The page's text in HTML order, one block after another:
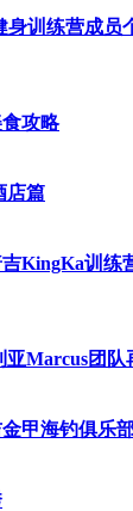
训练营成员
攻略
店篇
KingKa训练
Marcus团队
甲海钓俱乐